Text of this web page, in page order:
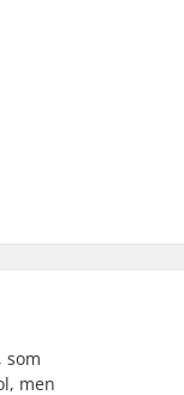
som
men